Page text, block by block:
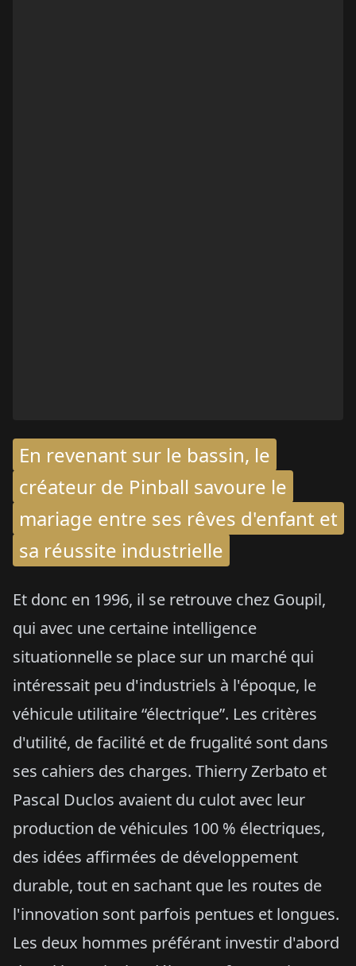
En revenant sur le bassin, le
créateur de Pinball savoure le
mariage entre ses rêves d'enfant et
sa réussite industrielle
Et donc en 1996, il se retrouve chez Goupil,
qui avec une certaine intelligence
situationnelle se place sur un marché qui
intéressait peu d'industriels à l'époque, le
véhicule utilitaire “électrique”. Les critères
d'utilité, de facilité et de frugalité sont dans
ses cahiers des charges. Thierry Zerbato et
Pascal Duclos avaient du culot avec leur
production de véhicules 100 % électriques,
des idées affirmées de développement
durable, tout en sachant que les routes de
l'innovation sont parfois pentues et longues.
Les deux hommes préférant investir d'abord